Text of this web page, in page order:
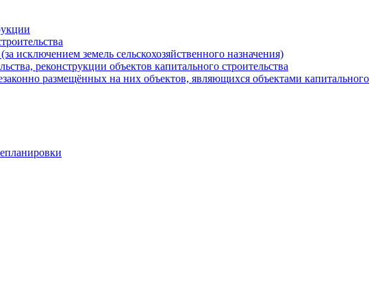
исключением земель сельскохозяйственного назначения)
реконструкции объектов капитального строительства
размещённых на них объектов, являющихся объектами капитального